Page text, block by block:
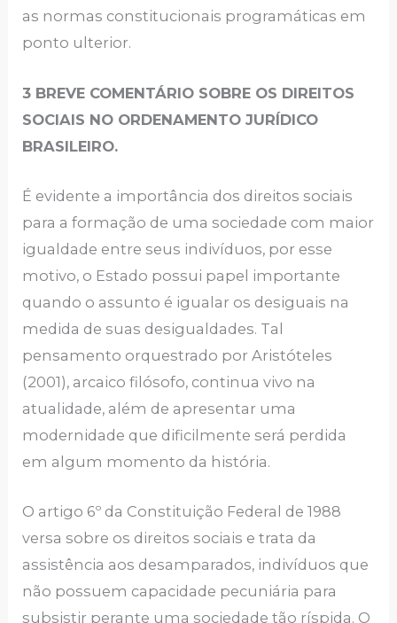
as normas constitucionais programáticas em
ponto ulterior.
3 BREVE COMENTÁRIO SOBRE OS DIREITOS
SOCIAIS NO ORDENAMENTO JURÍDICO
BRASILEIRO.
É evidente a importância dos direitos sociais
para a formação de uma sociedade com maior
igualdade entre seus indivíduos, por esse
motivo, o Estado possui papel importante
quando o assunto é igualar os desiguais na
medida de suas desigualdades. Tal
pensamento orquestrado por Aristóteles
(2001), arcaico filósofo, continua vivo na
atualidade, além de apresentar uma
modernidade que dificilmente será perdida
em algum momento da história.
O artigo 6º da Constituição Federal de 1988
versa sobre os direitos sociais e trata da
assistência aos desamparados, indivíduos que
não possuem capacidade pecuniária para
subsistir perante uma sociedade tão ríspida. O